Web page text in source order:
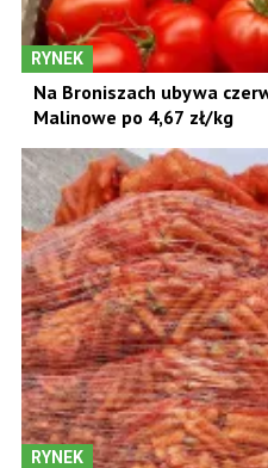
RYNEK
Na Broniszach ubywa
Malinowe po 4,67 zł/kg
RYNEK